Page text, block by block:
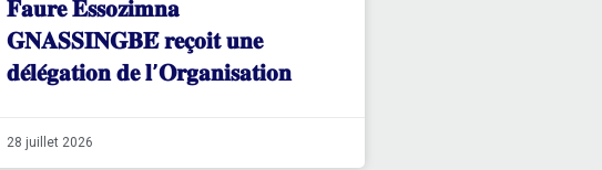
𝐅𝐚𝐮𝐫𝐞 𝐄𝐬𝐬𝐨𝐳𝐢𝐦𝐧𝐚
𝐆𝐍𝐀𝐒𝐒𝐈𝐍𝐆𝐁𝐄́ 𝐫𝐞𝐜̧𝐨𝐢𝐭 𝐮𝐧𝐞
𝐝𝐞́𝐥𝐞́𝐠𝐚𝐭𝐢𝐨𝐧 𝐝𝐞 𝐥’𝐎𝐫𝐠𝐚𝐧𝐢𝐬𝐚𝐭𝐢𝐨𝐧
28 juillet 2026